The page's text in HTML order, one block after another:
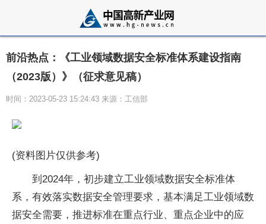
前沿热点：《工业领域数据安全标准体系建设指南
（2023版）》（征求意见稿）
时间：2023-05-23 15:24:43 来源：工信部
(资料图片仅供参考)
到2024年，初步建立工业领域数据安全标准体
系，有效落实数据安全管理要求，基本满足工业领域数
据安全需要，推进标准在重点行业、重点企业中的应